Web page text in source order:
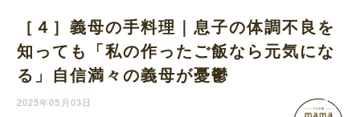
［４］義母の手料理｜息子の体調不良を
知っても「私の作ったご飯なら元気にな
る」自信満々の義母が憂鬱
2025年05月03日